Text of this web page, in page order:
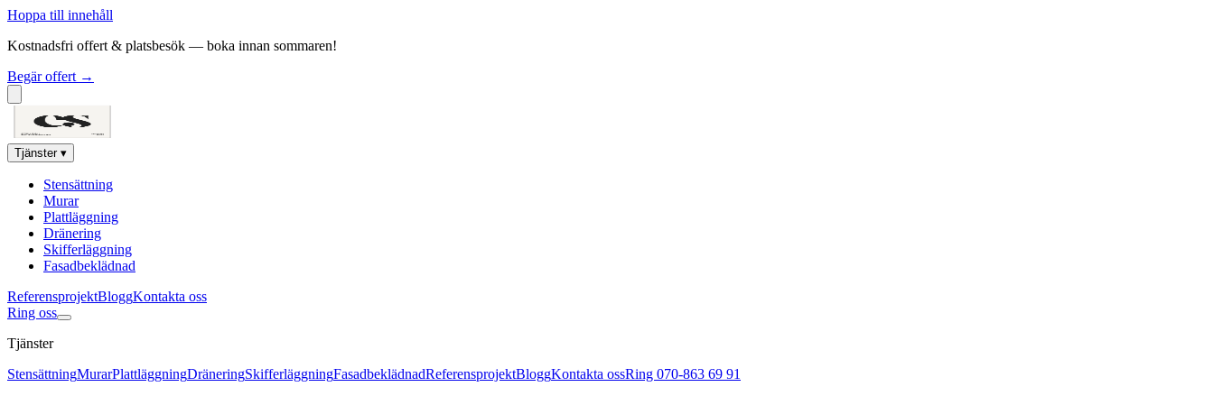
Hoppa till innehåll
Kostnadsfri offert & platsbesök — boka innan sommaren!
Begär offert →
Tjänster ▾
Stensättning
Murar
Plattläggning
Dränering
Skifferläggning
Fasadbeklädnad
ReferensprojektBloggKontakta oss
Ring oss
Tjänster
StensättningMurarPlattläggningDräneringSkifferläggningFasadbeklädnadReferensprojektBloggKontakta ossRing 070-863 69 91